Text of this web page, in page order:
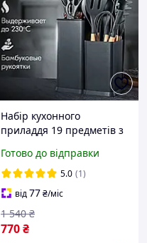
Набір кухонного
приладдя 19 предметів з
обробною дошкою і
ножами Набір лопаток
Готово до відправки
5.0 (1)
від77₴/міс
770₴
1 540 ₴